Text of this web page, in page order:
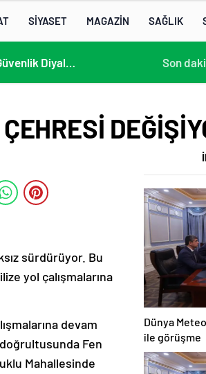
SİYASET MAGAZİN SAĞLIK
13. AB-Orta Asya Yüksek Düzeyli Siyasi ve Güvenlik Diyaloğuna Katılım 13:22 /
Son
sürdürüyor. Bu
yol çalışmalarına
devam
Fen
Mahallesinde
Dünya
ile görüşme